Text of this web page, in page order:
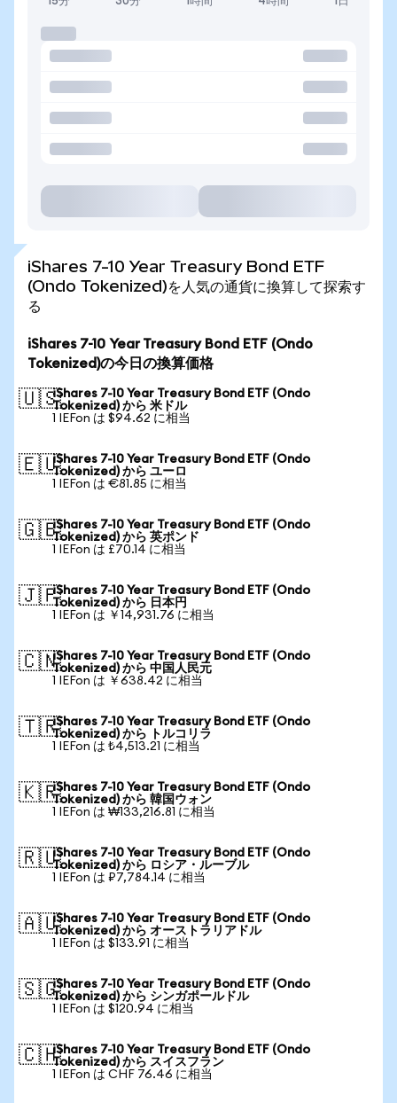
iShares 7-10 Year Treasury Bond ETF
(Ondo Tokenized)を人気の通貨に換算して探索す
る
iShares 7-10 Year Treasury Bond ETF (Ondo
Tokenized)の今日の換算価格
🇺🇸iShares 7-10 Year Treasury Bond ETF (Ondo
Tokenized) から 米ドル
1 IEFon は $94.62 に相当
🇪🇺iShares 7-10 Year Treasury Bond ETF (Ondo
Tokenized) から ユーロ
1 IEFon は €81.85 に相当
🇬🇧iShares 7-10 Year Treasury Bond ETF (Ondo
Tokenized) から 英ポンド
1 IEFon は £70.14 に相当
🇯🇵iShares 7-10 Year Treasury Bond ETF (Ondo
Tokenized) から 日本円
1 IEFon は ￥14,931.76 に相当
🇨🇳iShares 7-10 Year Treasury Bond ETF (Ondo
Tokenized) から 中国人民元
1 IEFon は ￥638.42 に相当
🇹🇷iShares 7-10 Year Treasury Bond ETF (Ondo
Tokenized) から トルコリラ
1 IEFon は ₺4,513.21 に相当
🇰🇷iShares 7-10 Year Treasury Bond ETF (Ondo
Tokenized) から 韓国ウォン
1 IEFon は ₩133,216.81 に相当
🇷🇺iShares 7-10 Year Treasury Bond ETF (Ondo
Tokenized) から ロシア・ルーブル
1 IEFon は ₽7,784.14 に相当
🇦🇺iShares 7-10 Year Treasury Bond ETF (Ondo
Tokenized) から オーストラリアドル
1 IEFon は $133.91 に相当
🇸🇬iShares 7-10 Year Treasury Bond ETF (Ondo
Tokenized) から シンガポールドル
1 IEFon は $120.94 に相当
🇨🇭iShares 7-10 Year Treasury Bond ETF (Ondo
Tokenized) から スイスフラン
1 IEFon は CHF 76.46 に相当